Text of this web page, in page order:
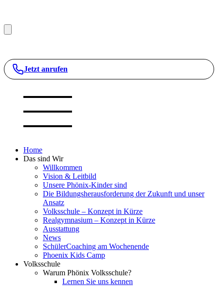
Jetzt anrufen
Home
Das sind Wir
Willkommen
Vision & Leitbild
Unsere Phönix-Kinder sind
Die Bildungsherausforderung der Zukunft und unser
Ansatz
Volksschule – Konzept in Kürze
Realgymnasium – Konzept in Kürze
Ausstattung
News
SchülerCoaching am Wochenende
Phoenix Kids Camp
Volksschule
Warum Phönix Volksschule?
Lernen Sie uns kennen